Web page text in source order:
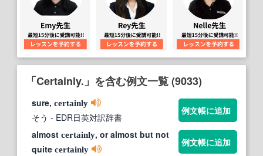
「Certainly.」を含む例文一覧 (9033)
sure, certainly
そう - EDR日英対訳辞書
例文帳に追加
almost certainly, or almost but not
quite certainly
例文帳に追加